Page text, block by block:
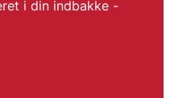
i din indbakke -